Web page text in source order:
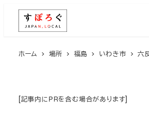
ホーム 場所 福島 いわき市 六
[記事内にPRを含む場合があります]